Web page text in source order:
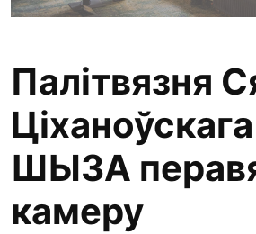
Палітвязня
ШЫЗА
камеру